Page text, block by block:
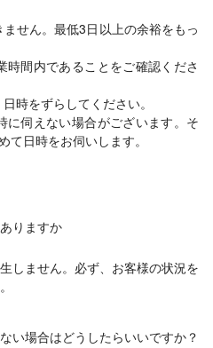
せん。最低3日以上の余裕をもっ
時間内であることをご確認くださ
時をずらしてください。
に伺えない場合がございます。そ
て日時をお伺いします。
りますか
しません。必ず、お客様の状況を
い場合はどうしたらいいですか？